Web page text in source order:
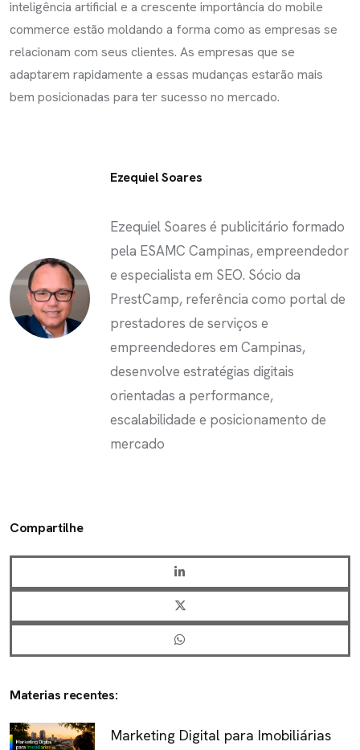
inteligência artificial e a crescente importância do mobile
commerce estão moldando a forma como as empresas se
relacionam com seus clientes. As empresas que se
adaptarem rapidamente a essas mudanças estarão mais
bem posicionadas para ter sucesso no mercado.
Ezequiel Soares
Ezequiel Soares é publicitário formado
pela ESAMC Campinas, empreendedor
e especialista em SEO. Sócio da
PrestCamp, referência como portal de
prestadores de serviços e
empreendedores em Campinas,
desenvolve estratégias digitais
orientadas a performance,
escalabilidade e posicionamento de
mercado
Compartilhe
Materias recentes:
Marketing Digital para Imobiliárias